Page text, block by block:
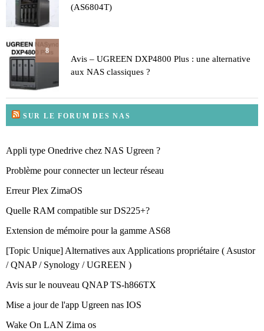
(AS6804T)
8
Avis – UGREEN DXP4800 Plus : une alternative
aux NAS classiques ?
SUR LE FORUM DES NAS
Appli type Onedrive chez NAS Ugreen ?
Problème pour connecter un lecteur réseau
Erreur Plex ZimaOS
Quelle RAM compatible sur DS225+?
Extension de mémoire pour la gamme AS68
[Topic Unique] Alternatives aux Applications propriétaire ( Asustor
/ QNAP / Synology / UGREEN )
Avis sur le nouveau QNAP TS-h866TX
Mise a jour de l'app Ugreen nas IOS
Wake On LAN Zima os